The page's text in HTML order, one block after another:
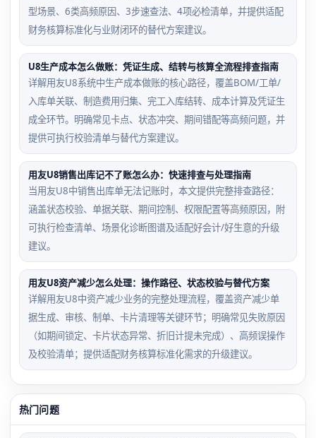
型场景、6类高频原因、3步速查法、4项必检清单，并提供适配
财务核算标准化与业财闭环的替代方案建议。
U8生产成本怎么做账：凭证生成、结转与核算全流程排查指南
详解用友U8系统中生产成本做账的核心路径，覆盖BOM/工单/
入库单关联、制造费用归集、完工入库结转、成本计算及凭证生
成全环节。明确常见卡点、状态冲突、期间错配等高频问题，并
提供可执行校验清单与替代方案建议。
用友U8销售出库记不了账怎么办：快速排查与处理指南
当用友U8中销售出库单无法记账时，本文提供完整排查路径：
涵盖状态校验、单据关联、期间控制、权限配置等高频原因，附
可执行检查清单、场景化诊断图谱及适配好会计/好生意的升级
建议。
用友U8资产减少怎么处理：操作路径、状态校验与替代方案
详解用友U8中资产减少业务的完整处理流程，覆盖资产减少单
据生成、审核、制单、卡片清理等关键环节；明确常见失败原因
（如期间锁定、卡片状态异常、折旧计提未完成）、高频误操作
及校验清单；提供适配财务核算标准化需求的升级建议。
热门问题